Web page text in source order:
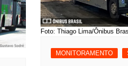
Foto: Thiago Lima/Ônibus
MONITORAMENTO